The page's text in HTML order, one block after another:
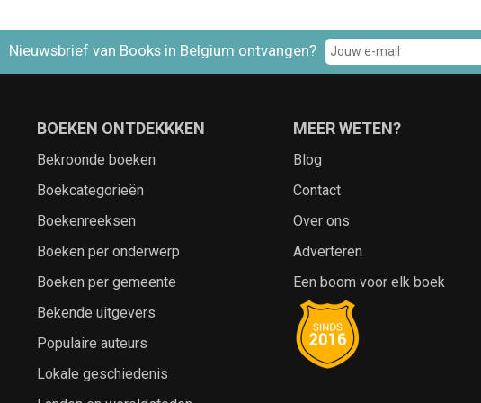
Nieuwsbrief van Books in Belgium ontvangen?
BOEKEN ONTDEKKKEN
Bekroonde boeken
Boekcategorieën
Boekenreeksen
Boeken per onderwerp
Boeken per gemeente
Bekende uitgevers
Populaire auteurs
Lokale geschiedenis
MEER WETEN?
Blog
Contact
Over ons
Adverteren
Een boom voor elk boek